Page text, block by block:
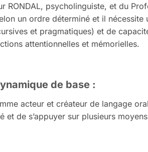
psycholinguiste, et du
un ordre déterminé et il
et pragmatiques) et de
attentionnelles et mémorielles.
de base :
acteur et créateur de langage
et de s’appuyer sur plusieurs